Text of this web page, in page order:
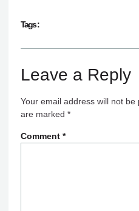
Tags :
Leave a Reply
Your email address will not be
are marked *
Comment *